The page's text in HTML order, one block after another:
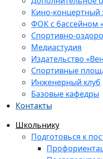
Кино-концертный
ФОК с бассейном
Спортивно-
Медиастудия
Издательство
Спортивные
Инженерный клуб
Базовые кафедры
Контакты
Школьнику
Подготовься к